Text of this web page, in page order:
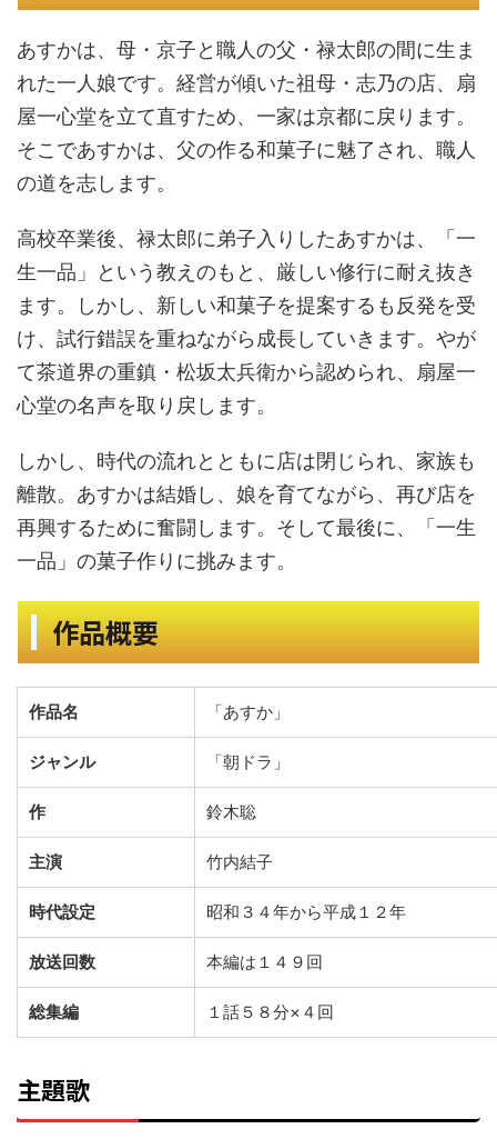
あすかは、母・京子と職人の父・禄太郎の間に生ま
れた一人娘です。経営が傾いた祖母・志乃の店、扇
屋一心堂を立て直すため、一家は京都に戻ります。
そこであすかは、父の作る和菓子に魅了され、職人
の道を志します。
高校卒業後、禄太郎に弟子入りしたあすかは、「一
生一品」という教えのもと、厳しい修行に耐え抜き
ます。しかし、新しい和菓子を提案するも反発を受
け、試行錯誤を重ねながら成長していきます。やが
て茶道界の重鎮・松坂太兵衛から認められ、扇屋一
心堂の名声を取り戻します。
しかし、時代の流れとともに店は閉じられ、家族も
離散。あすかは結婚し、娘を育てながら、再び店を
再興するために奮闘します。そして最後に、「一生
一品」の菓子作りに挑みます。
作品概要
作品名 「あすか」
ジャンル 「朝ドラ」
作 鈴木聡
主演 竹内結子
時代設定 昭和３４年から平成１２年
放送回数 本編は１４９回
総集編 １話５８分×４回
主題歌